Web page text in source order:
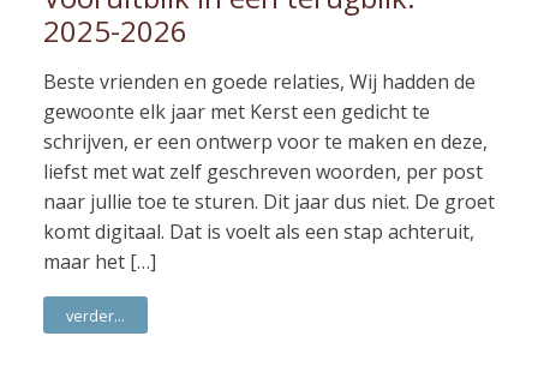
2025-2026
Beste vrienden en goede relaties, Wij hadden de
gewoonte elk jaar met Kerst een gedicht te
schrijven, er een ontwerp voor te maken en deze,
liefst met wat zelf geschreven woorden, per post
naar jullie toe te sturen. Dit jaar dus niet. De groet
komt digitaal. Dat is voelt als een stap achteruit,
maar het […]
verder...